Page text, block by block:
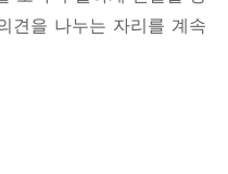
견을 나누는 자리를 계속